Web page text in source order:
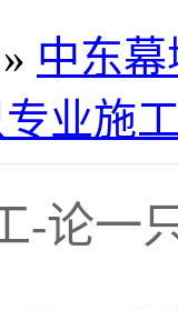
» 中东
业施
-论一